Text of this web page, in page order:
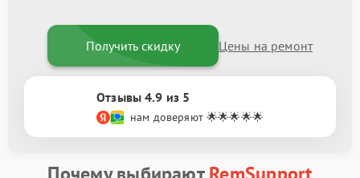
Получить скидку Цены на ремонт
Отзывы 4.9 из 5
нам доверяют 🌟🌟🌟🌟🌟